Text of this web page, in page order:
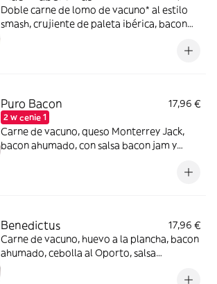
Doble carne de lomo de vacuno* al estilo
smash, crujiente de paleta ibérica, bacon
huevo frito en pan estilo brioche. *60% de
Puro Bacon
2 w cenie 1
17,96 €
Carne de vacuno, queso Monterrey Jack,
bacon ahumado, con salsa bacon jam y
Benedictus
17,96 €
Carne de vacuno, huevo a la plancha, bacon
ahumado, cebolla al Oporto, salsa